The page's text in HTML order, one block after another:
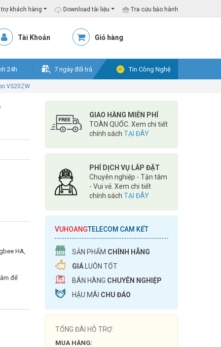
khách hàng Download tài liệu Tra cứu bảo hành
Tài Khoản Giỏ hàng
24h 7 ngày đổi trả Tin Công Nghệ
VS20ZW
HA,
để
GIAO HÀNG MIỄN PHÍ
TOÀN QUỐC. Xem chi tiết
chính sách TẠI ĐÂY
PHÍ DỊCH VỤ LẮP ĐẶT
Chuyên nghiệp - Tận tâm
- Vui vẻ. Xem chi tiết
chính sách TẠI ĐÂY
VUHOANGTELECOM CAM KẾT
SẢN PHẨM CHÍNH HÃNG
GIÁ LUÔN TỐT
BÁN HÀNG CHUYÊN NGHIỆP
HẬU MÃI CHU ĐÁO
TỔNG ĐÀI HỖ TRỢ:
MUA HÀNG: